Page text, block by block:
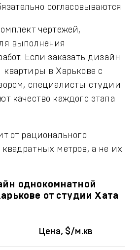
согласовываются.
чертежей,
выполнения
Если заказать дизайн
квартиры в Харькове с
специалисты студии
качество каждого этапа
от рационального
квадратных метров, а не их
однокомнатной
от студии Хата
Цена, $/м.кв